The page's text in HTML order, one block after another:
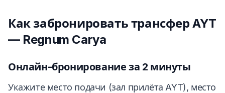
Как забронировать трансфер AYT
— Regnum Carya
Онлайн-бронирование за 2 минуты
Укажите место подачи (зал прилёта AYT), место